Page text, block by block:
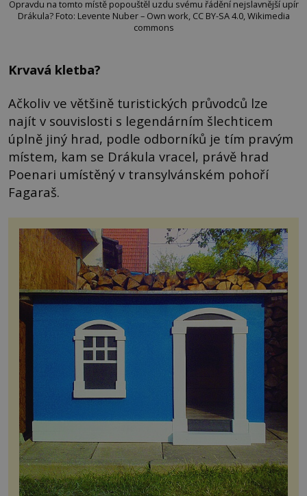
Opravdu na tomto místě popouštěl uzdu svému řádění nejslavnější upír
Drákula? Foto: Levente Nuber – Own work, CC BY-SA 4.0, Wikimedia
commons
Krvavá kletba?
Ačkoliv ve většině turistických průvodců lze
najít v souvislosti s legendárním šlechticem
úplně jiný hrad, podle odborníků je tím pravým
místem, kam se Drákula vracel, právě hrad
Poenari umístěný v transylvánském pohoří
Fagaraš.